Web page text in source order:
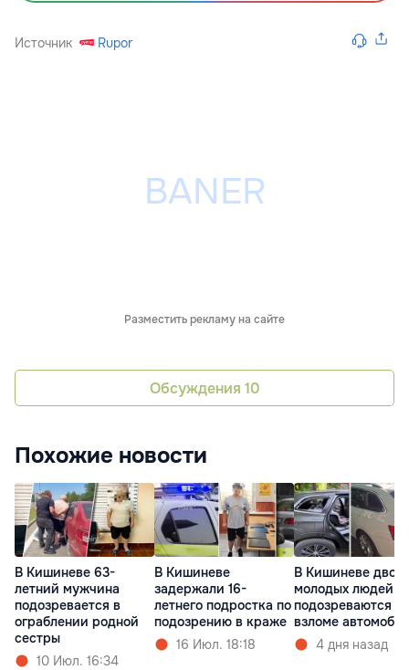
Источник Rupor
Разместить рекламу на сайте
Обсуждения 10
Похожие новости
В Кишиневе 63-
летний мужчина
подозревается в
ограблении родной
сестры
10 Июл. 16:34
В Кишиневе
задержали 16-
летнего подростка по
подозрению в краже
16 Июл. 18:18
В Кишиневе двое
молодых людей
подозреваются во
взломе
4 дня назад